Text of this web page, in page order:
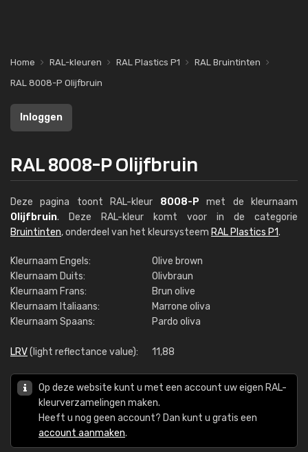
Home RAL-kleuren RAL Plastics P1
RAL Bruintinten
RAL 8008-P Olijfbruin
Inloggen
RAL 8008-P Olijfbruin
Deze pagina toont RAL-kleur 8008-P met de kleurnaam
Olijfbruin. Deze RAL-kleur komt voor in de categorie
Bruintinten, onderdeel van het kleursysteem RAL Plastics P1.
Kleurnaam Engels:
Olive brown
Kleurnaam Duits:
Olivbraun
Kleurnaam Frans:
Brun olive
Kleurnaam Italiaans:
Marrone oliva
Kleurnaam Spaans:
Pardo oliva
LRV(light reflectance value): 11,88
Op deze website kunt u met een account uw eigen RAL-
kleurverzamelingen maken.
Heeft u nog geen account? Dan kunt u gratis een
account aanmaken.